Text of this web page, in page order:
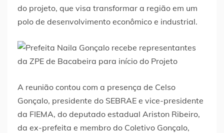
do projeto, que visa transformar a região em um
polo de desenvolvimento econômico e industrial.
A reunião contou com a presença de Celso
Gonçalo, presidente do SEBRAE e vice-presidente
da FIEMA, do deputado estadual Ariston Ribeiro,
da ex-prefeita e membro do Coletivo Gonçalo,